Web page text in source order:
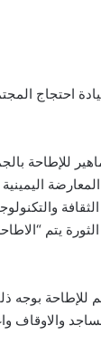
احتجاج
للإطاحة
اليمينية
يتم
بوجه ذلك
والاوقاف